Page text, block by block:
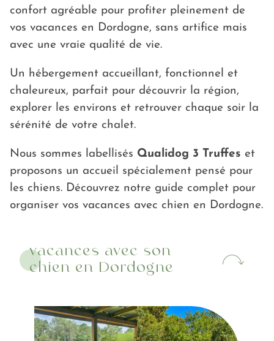
confort agréable pour profiter pleinement de
vos vacances en Dordogne, sans artifice mais
avec une vraie qualité de vie.
Un hébergement accueillant, fonctionnel et
chaleureux, parfait pour découvrir la région,
explorer les environs et retrouver chaque soir la
sérénité de votre chalet.
Nous sommes labellisés Qualidog 3 Truffes et
proposons un accueil spécialement pensé pour
les chiens. Découvrez notre guide complet pour
organiser vos vacances avec chien en Dordogne.
vacances avec son
chien en Dordogne